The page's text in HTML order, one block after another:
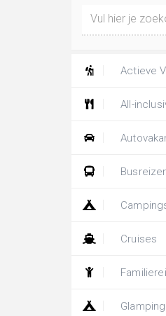
Actieve
All-
Cruises